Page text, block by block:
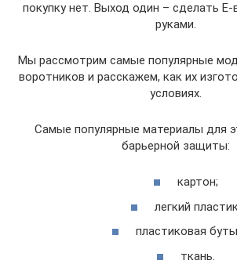
покупку нет. Выход один – сделать
руками.
Мы рассмотрим самые популярные
воротников и расскажем, как их
условиях.
Самые популярные материалы для
барьерной защиты:
картон;
легкий
пластиковая
ткань.